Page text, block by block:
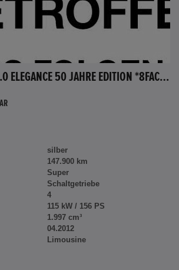
HONDA ACCORD 2.0 ELEGANCE 50 JAHRE EDITION *8FACH BEREIFT*
silber
147.900 km
Super
Schaltgetriebe
4
115 kW / 156 PS
1.997 cm³
04.2012
Limousine